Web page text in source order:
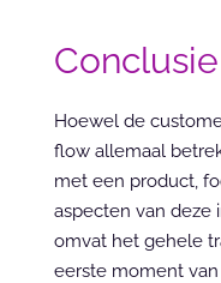
Conclusie
Hoewel de
flow allemaal
met een product,
aspecten van deze
omvat het gehele
eerste moment